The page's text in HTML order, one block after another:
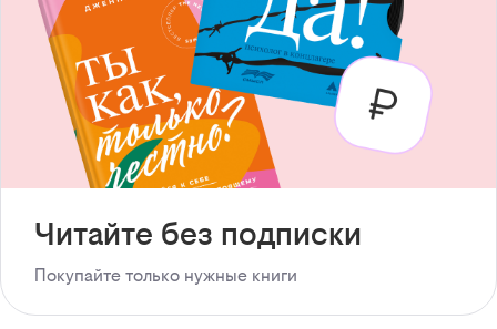
Читайте без подписки
Покупайте только нужные книги